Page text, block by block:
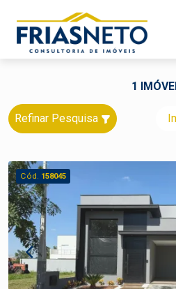
1
Refinar Pesquisa
Cód. 158045